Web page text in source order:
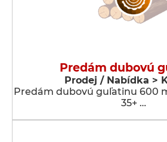
Predám dubovú
Prodej / Nabídka >
Predám dubovú guľatinu 600
35+ …